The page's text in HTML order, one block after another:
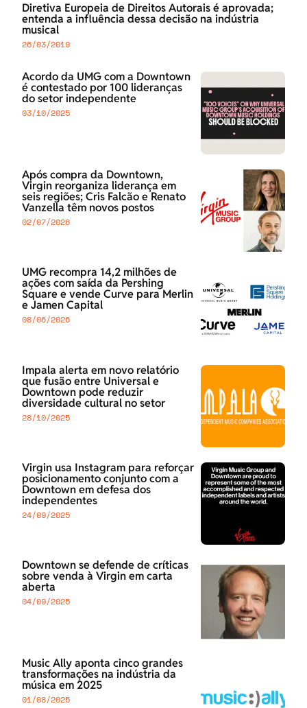
Diretiva Europeia de Direitos Autorais é aprovada;
entenda a influência dessa decisão na indústria
musical
26/03/2019
Acordo da UMG com a Downtown
é contestado por 100 lideranças
do setor independente
03/10/2025
Após compra da Downtown,
Virgin reorganiza liderança em
seis regiões; Cris Falcão e Renato
Vanzella têm novos postos
02/07/2026
UMG recompra 14,2 milhões de
ações com saída da Pershing
Square e vende Curve para Merlin
e Jamen Capital
08/06/2026
Impala alerta em novo relatório
que fusão entre Universal e
Downtown pode reduzir
diversidade cultural no setor
28/10/2025
Virgin usa Instagram para reforçar
posicionamento conjunto com a
Downtown em defesa dos
independentes
24/09/2025
Downtown se defende de críticas
sobre venda à Virgin em carta
aberta
04/09/2025
Music Ally aponta cinco grandes
transformações na indústria da
música em 2025
01/08/2025